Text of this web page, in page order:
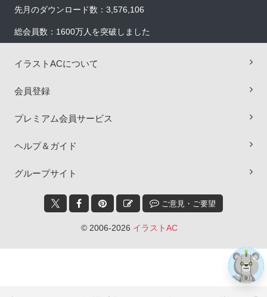
先月のダウンロード数：3,576,106
総会員数：1600万人を突破しました
イラストACについて
会員登録
プレミアム会員サービス
ヘルプ＆ガイド
グループサイト
ご意見・ご要望
© 2006-2026 イラストAC